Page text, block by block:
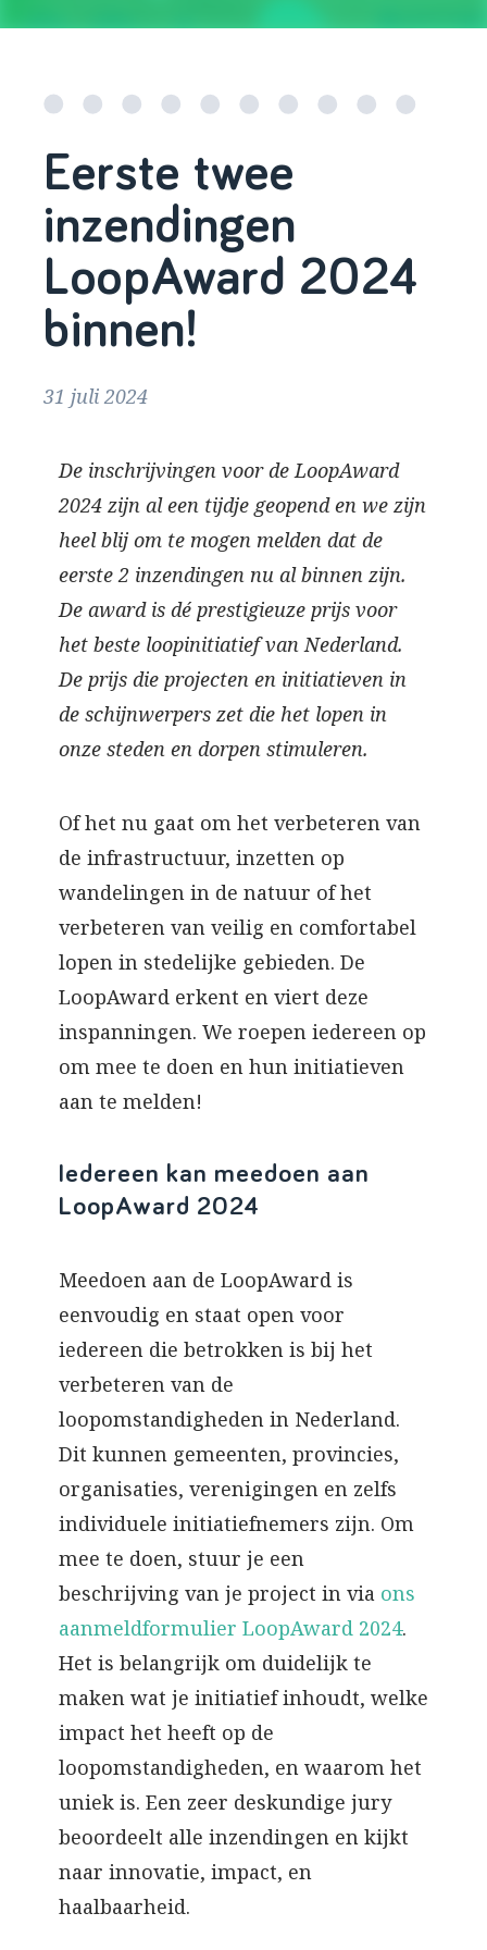
Eerste twee
inzendingen
LoopAward 2024
binnen!
31 juli 2024
De inschrijvingen voor de LoopAward
2024 zijn al een tijdje geopend en we zijn
heel blij om te mogen melden dat de
eerste 2 inzendingen nu al binnen zijn.
De award is dé prestigieuze prijs voor
het beste loopinitiatief van Nederland.
De prijs die projecten en initiatieven in
de schijnwerpers zet die het lopen in
onze steden en dorpen stimuleren.
Of het nu gaat om het verbeteren van
de infrastructuur, inzetten op
wandelingen in de natuur of het
verbeteren van veilig en comfortabel
lopen in stedelijke gebieden. De
LoopAward erkent en viert deze
inspanningen. We roepen iedereen op
om mee te doen en hun initiatieven
aan te melden!
Iedereen kan meedoen aan
LoopAward 2024
Meedoen aan de LoopAward is
eenvoudig en staat open voor
iedereen die betrokken is bij het
verbeteren van de
loopomstandigheden in Nederland.
Dit kunnen gemeenten, provincies,
organisaties, verenigingen en zelfs
individuele initiatiefnemers zijn. Om
mee te doen, stuur je een
beschrijving van je project in via ons
aanmeldformulier LoopAward 2024.
Het is belangrijk om duidelijk te
maken wat je initiatief inhoudt, welke
impact het heeft op de
loopomstandigheden, en waarom het
uniek is. Een zeer deskundige jury
beoordeelt alle inzendingen en kijkt
naar innovatie, impact, en
haalbaarheid.